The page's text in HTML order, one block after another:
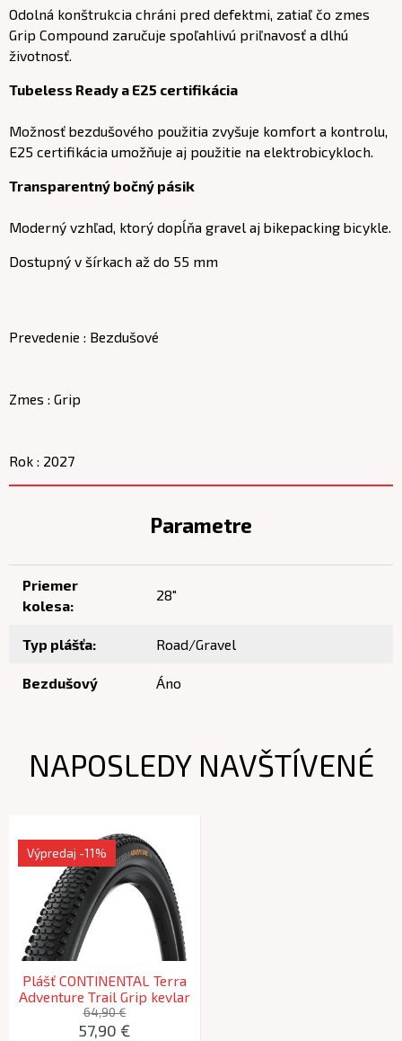
Odolná konštrukcia chráni pred defektmi, zatiaľ čo zmes
Grip Compound zaručuje spoľahlivú priľnavosť a dlhú
životnosť.
Tubeless Ready a E25 certifikácia
Možnosť bezdušového použitia zvyšuje komfort a kontrolu,
E25 certifikácia umožňuje aj použitie na elektrobicykloch.
Transparentný bočný pásik
Moderný vzhľad, ktorý dopĺňa gravel aj bikepacking bicykle.
Dostupný v šírkach až do 55 mm
Prevedenie : Bezdušové
Zmes : Grip
Rok : 2027
Parametre
Priemer
kolesa:
28"
Typ plášťa: Road/Gravel
Bezdušový Áno
NAPOSLEDY NAVŠTÍVENÉ
Plášť CONTINENTAL Terra
Adventure Trail Grip kevlar
- 700x55C 2026
Výpredaj -11%
64,90 €
57,90 €